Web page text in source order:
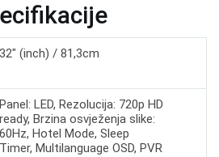
32" (inch) / 81,3cm
Panel: LED, Rezolucija: 720p HD
ready, Brzina osvježenja slike:
60Hz, Hotel Mode, Sleep
Timer, Multilanguage OSD, PVR